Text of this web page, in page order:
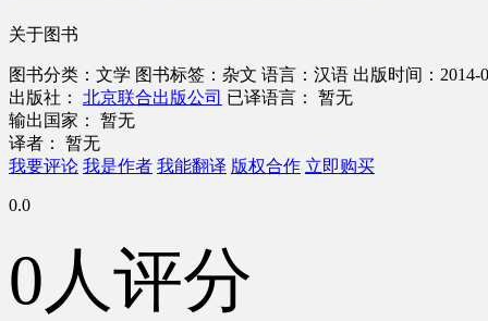
关于图书
图书分类：文学 图书标签：杂文 语言：汉语 出版时间：2014-
出版社： 北京联合出版公司 已译语言： 暂无
输出国家： 暂无
译者： 暂无
我要评论 我是作者 我能翻译 版权合作 立即购买
0.0
0人评分